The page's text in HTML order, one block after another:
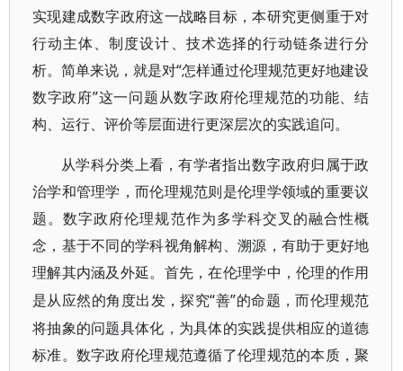
实现建成数字政府这一战略目标，本研究更侧重于对
行动主体、制度设计、技术选择的行动链条进行分
析。简单来说，就是对“怎样通过伦理规范更好地建设
数字政府”这一问题从数字政府伦理规范的功能、结
构、运行、评价等层面进行更深层次的实践追问。
从学科分类上看，有学者指出数字政府归属于政
治学和管理学，而伦理规范则是伦理学领域的重要议
题。数字政府伦理规范作为多学科交叉的融合性概
念，基于不同的学科视角解构、溯源，有助于更好地
理解其内涵及外延。首先，在伦理学中，伦理的作用
是从应然的角度出发，探究“善”的命题，而伦理规范
将抽象的问题具体化，为具体的实践提供相应的道德
标准。数字政府伦理规范遵循了伦理规范的本质，聚